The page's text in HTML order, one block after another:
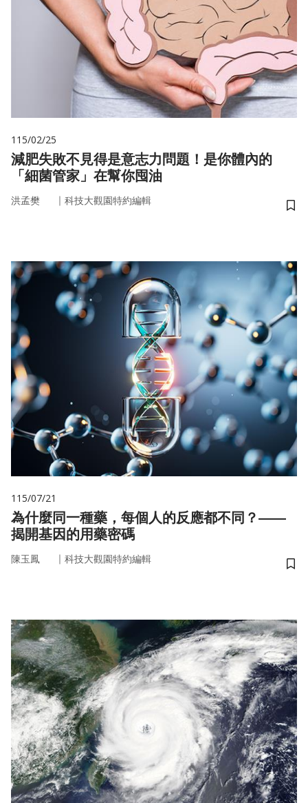
115/02/25
減肥失敗不見得是意志力問題！是你體內的
「細菌管家」在幫你囤油
洪孟樊 ｜ 科技大觀園特約編輯
儲
115/07/21
為什麼同一種藥，每個人的反應都不同？——
揭開基因的用藥密碼
陳玉鳳 ｜ 科技大觀園特約編輯
儲